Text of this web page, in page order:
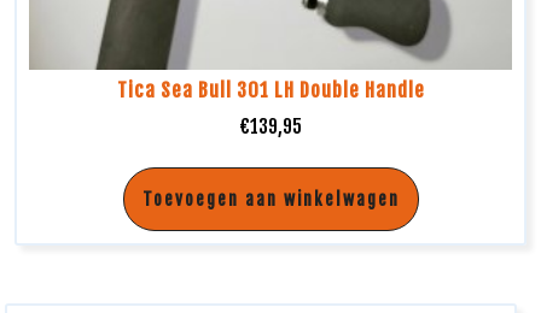
Tica Sea Bull 301 LH Double Handle
€139,95
Toevoegen aan winkelwagen